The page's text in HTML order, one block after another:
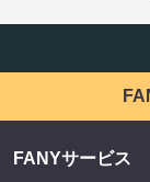
FANYサービス